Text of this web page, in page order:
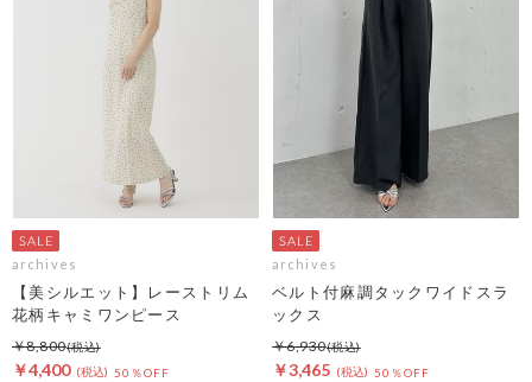
archives
【美シルエット】レーストリム
花柄キャミワンピース
￥4,400 50％OFF
￥8,800
archives
ベルト付麻調タックワイドスラ
ックス
￥3,465 50％OFF
￥6,930